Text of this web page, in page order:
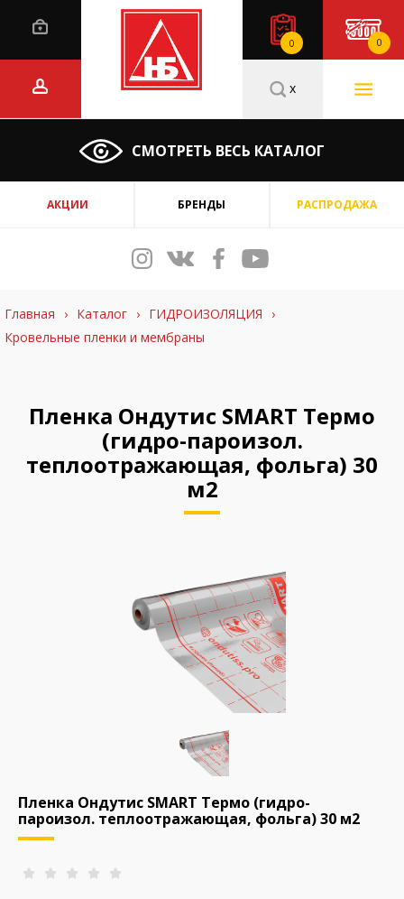
0 0
СМОТРЕТЬ ВЕСЬ КАТАЛОГ
x
АКЦИИ БРЕНДЫ РАСПРОДАЖА
Главная › Каталог › ГИДРОИЗОЛЯЦИЯ
›
Кровельные пленки и мембраны
Пленка Ондутис SMART Термо
(гидро-пароизол.
теплоотражающая, фольга) 30
м2
Пленка Ондутис SMART Термо (гидро-
пароизол. теплоотражающая, фольга) 30 м2